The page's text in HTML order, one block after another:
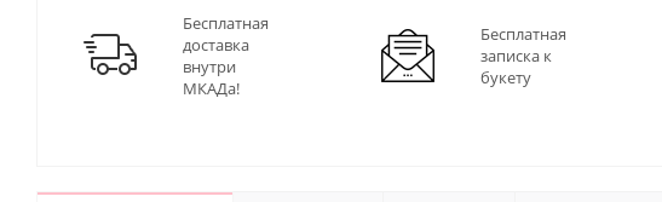
Бесплатная
доставка
внутри
МКАДа!
Бесплатная
записка к
букету